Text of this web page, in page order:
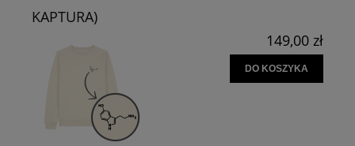
KAPTURA)
149,00 zł
DO KOSZYKA